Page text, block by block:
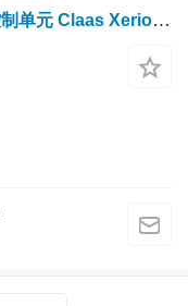
轮式拖拉机 Claas Xerion 3300 的 控制单元 Claas Xerion 3300 液压模块/控制器 597789.0 | 597789.1 | 597789.2